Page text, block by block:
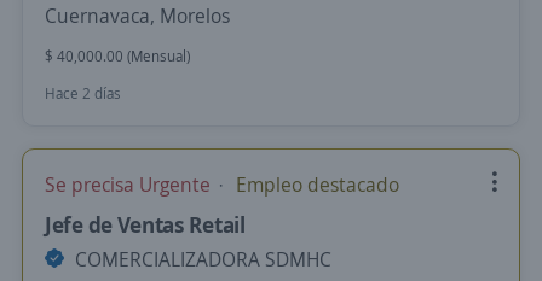
Cuernavaca, Morelos
$ 40,000.00 (Mensual)
Hace 2 días
Se precisa Urgente Empleo destacado
Jefe de Ventas Retail
COMERCIALIZADORA SDMHC